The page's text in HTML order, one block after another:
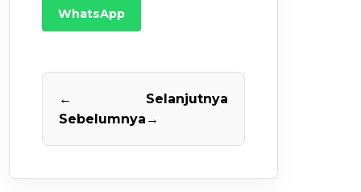
WhatsApp
←
Sebelumnya
Selanjutnya
→